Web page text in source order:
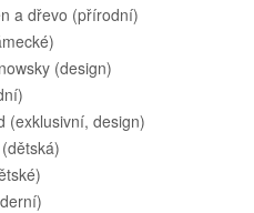
a dřevo (přírodní)
(design)
(exklusivní, design)